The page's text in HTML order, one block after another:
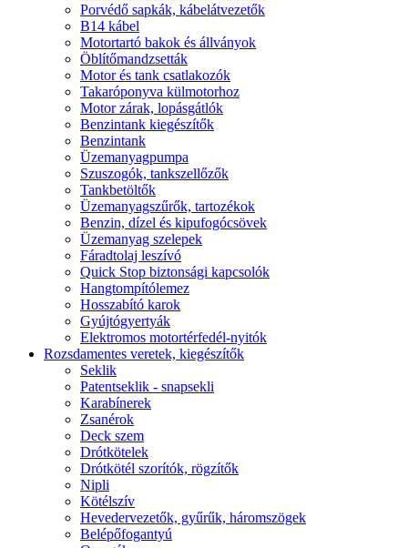
Porvédő sapkák, kábelátvezetők
B14 kábel
Motortartó bakok és állványok
Öblítőmandzsetták
Motor és tank csatlakozók
Takaróponyva külmotorhoz
Motor zárak, lopásgátlók
Benzintank kiegészítők
Benzintank
Üzemanyagpumpa
Szuszogók, tankszellőzők
Tankbetöltők
Üzemanyagszűrők, tartozékok
Benzin, dízel és kipufogócsövek
Üzemanyag szelepek
Fáradtolaj leszívó
Quick Stop biztonsági kapcsolók
Hangtompítólemez
Hosszabító karok
Gyújtógyertyák
Elektromos motortérfedél-nyitók
Rozsdamentes veretek, kiegészítők
Seklik
Patentseklik - snapsekli
Karabínerek
Zsanérok
Deck szem
Drótkötelek
Drótkötél szorítók, rögzítők
Nipli
Kötélszív
Hevedervezetők, gyűrűk, háromszögek
Belépőfogantyú